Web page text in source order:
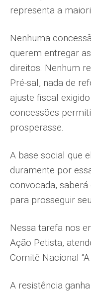
representa a
Nenhuma
querem entregar
direitos. Nenhum
Pré-sal, nada de
ajuste fiscal
concessões
prosperasse.
A base social que
duramente por
convocada,
para prosseguir
Nessa tarefa nos
Ação Petista,
Comitê Nacional
A resistência